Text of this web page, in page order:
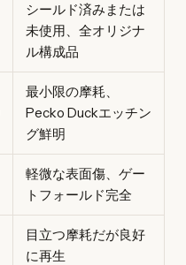
シールド済みまたは
未使用、全オリジナ
ル構成品
最小限の摩耗、
Pecko Duckエッチン
グ鮮明
軽微な表面傷、ゲー
トフォールド完全
目立つ摩耗だが良好
に再生